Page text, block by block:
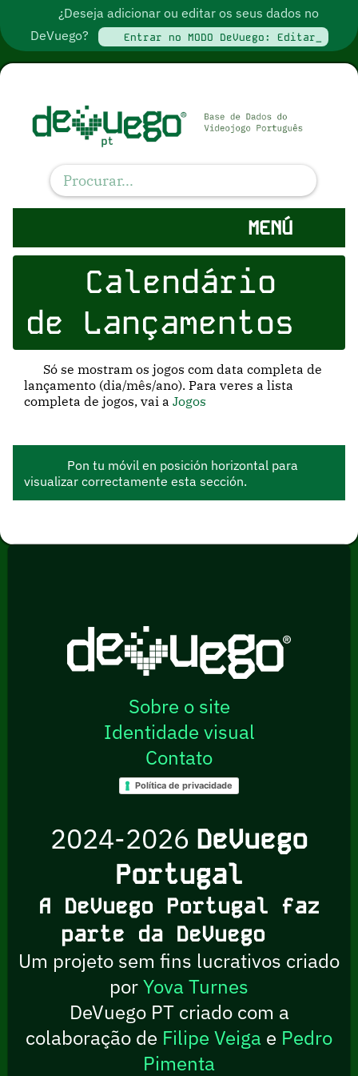
¿Deseja adicionar ou editar os seus dados no
DeVuego?
Entrar no MODO DeVuego: Editar_
MENÚ
Calendário
de Lançamentos
Só se mostram os jogos com data completa de
lançamento (dia/mês/ano). Para veres a lista
completa de jogos, vai aJogos
Pon tu móvil en posición horizontal para
visualizar correctamente esta sección.
Sobre o site
Identidade visual
Contato
Política de privacidade
2024-2026 DeVuego
Portugal
A DeVuego Portugal faz
parte da DeVuego
Um projeto sem fins lucrativos criado
porYova Turnes
DeVuego PT criado com a
colaboração de Filipe Veiga e Pedro
Pimenta